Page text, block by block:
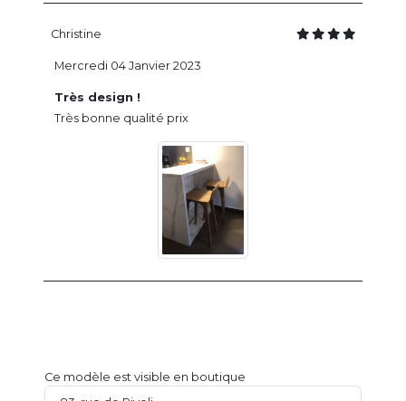
Christine
Très design !
Très bonne qualité prix
Mercredi 04 Janvier 2023
Ce modèle est visible en boutique